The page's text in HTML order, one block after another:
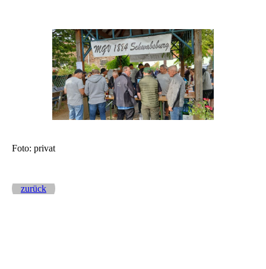
Foto: privat
zurück